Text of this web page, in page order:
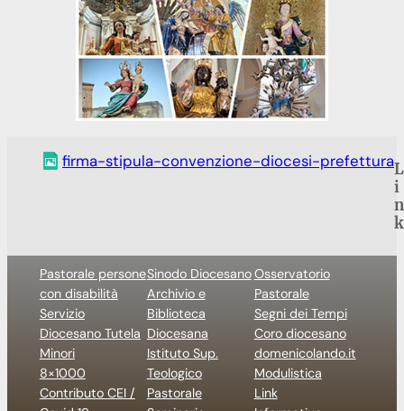
firma-stipula-convenzione-diocesi-prefetturaL
i
n
k
Pastorale persone
con disabilità
Servizio
Diocesano Tutela
Minori
8×1000
Contributo CEI /
Sinodo Diocesano
Archivio e
Biblioteca
Diocesana
Istituto Sup.
Teologico
Pastorale
Osservatorio
Pastorale
Segni dei Tempi
Coro diocesano
domenicolando.it
Modulistica
Link